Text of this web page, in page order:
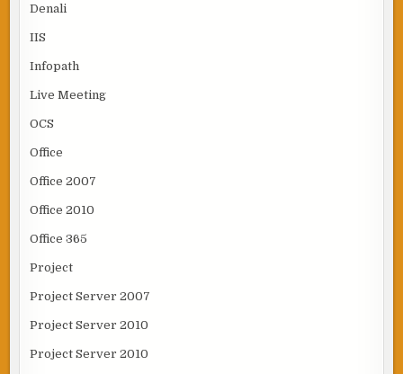
Denali
IIS
Infopath
Live Meeting
OCS
Office
Office 2007
Office 2010
Office 365
Project
Project Server 2007
Project Server 2010
Project Server 2010